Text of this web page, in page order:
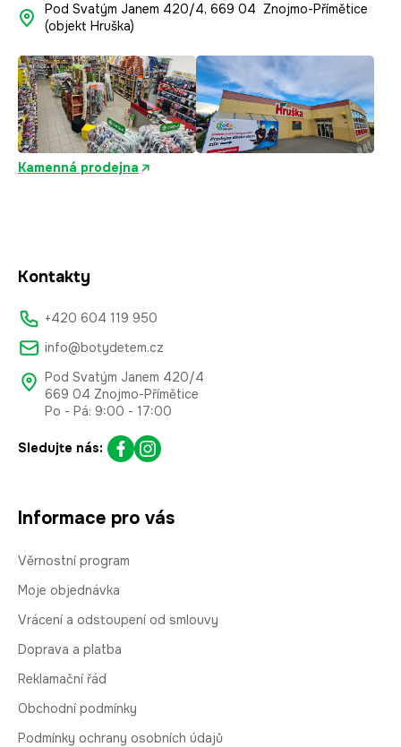
Pod Svatým Janem 420/4, 669 04 Znojmo-Přímětice
(objekt Hruška)
Kamenná prodejna
Kontakty
+420 604 119 950
info@botydetem.cz
Pod Svatým Janem 420/4
669 04 Znojmo-Přímětice
Po - Pá: 9:00 - 17:00
Sledujte nás:
Informace pro vás
Věrnostní program
Moje objednávka
Vrácení a odstoupení od smlouvy
Doprava a platba
Reklamační řád
Obchodní podmínky
Podmínky ochrany osobních údajů